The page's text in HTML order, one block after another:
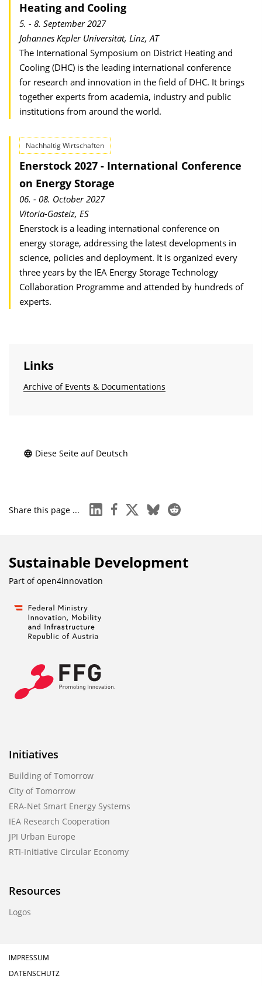
Heating and Cooling
5. - 8. September 2027
Johannes Kepler Universität, Linz, AT
The International Symposium on District Heating and
Cooling (DHC) is the leading international conference
for research and innovation in the field of DHC. It brings
together experts from academia, industry and public
institutions from around the world.
Nachhaltig Wirtschaften
Enerstock 2027 - International Conference
on Energy Storage
06. - 08. October 2027
Vitoria-Gasteiz, ES
Enerstock is a leading international conference on
energy storage, addressing the latest developments in
science, policies and deployment. It is organized every
three years by the IEA Energy Storage Technology
Collaboration Programme and attended by hundreds of
experts.
Links
Archive of Events & Documentations
Diese Seite auf Deutsch
Share this page ... linkedinfacebook
x blueskyreddit
Sustainable Development
Part ofopen4innovation
Initiatives
Building of Tomorrow
City of Tomorrow
ERA-Net Smart Energy Systems
IEA Research Cooperation
JPI Urban Europe
RTI-Initiative Circular Economy
Resources
Logos
IMPRESSUM
DATENSCHUTZ